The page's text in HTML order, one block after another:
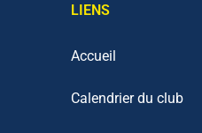
LIENS
Accueil
Calendrier du club